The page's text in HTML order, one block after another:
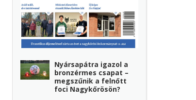
Nyársapátra igazol a
bronzérmes csapat –
megszűnik a felnőtt
foci Nagykőrösön?